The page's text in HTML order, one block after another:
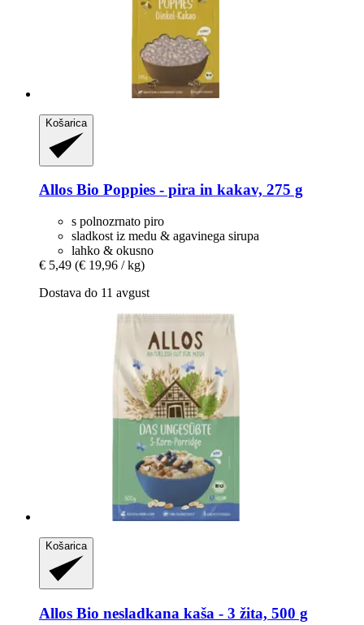
Košarica
Allos Bio Poppies -​ pira in kakav, 275 g
s polnozrnato piro
sladkost iz medu & agavinega sirupa
lahko & okusno
€ 5,49 (€ 19,96 / kg)
Dostava do 11 avgust
Košarica
Allos Bio nesladkana kaša -​ 3 žita, 500 g